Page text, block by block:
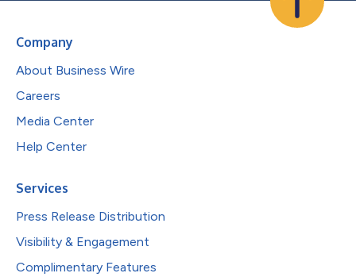
Company
About Business Wire
Careers
Media Center
Help Center
Services
Press Release Distribution
Visibility & Engagement
Complimentary Features